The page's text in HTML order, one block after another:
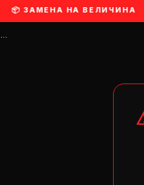
📦 ЗАМЕНА НА ВЕЛИЧИНА
…